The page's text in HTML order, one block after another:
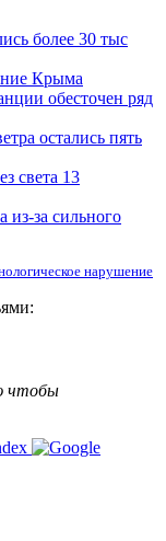
более 30 тыс
Крыма
обесточен ряд
остались пять
света 13
из-за сильного
нарушение
чтобы